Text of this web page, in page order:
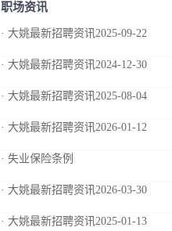
职场资讯
· 大姚最新招聘资讯2025-09-22
· 大姚最新招聘资讯2024-12-30
· 大姚最新招聘资讯2025-08-04
· 大姚最新招聘资讯2026-01-12
· 失业保险条例
· 大姚最新招聘资讯2026-03-30
· 大姚最新招聘资讯2025-01-13